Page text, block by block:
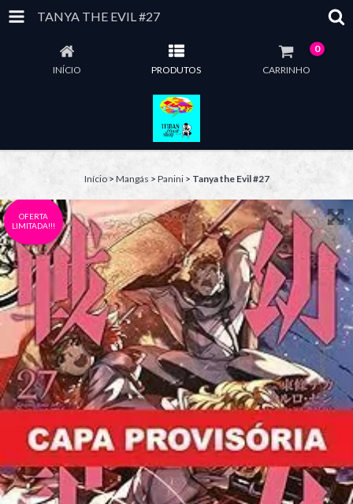
TANYA THE EVIL #27
INÍCIO PRODUTOS CARRINHO
0
Início > Mangás > Panini > Tanya the Evil #27
OFERTA
LIMITADA!!!